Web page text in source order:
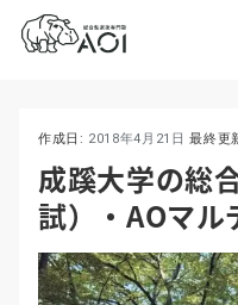
作成日: 2018年4月21日最終更
成蹊大学の総
試）・AOマル